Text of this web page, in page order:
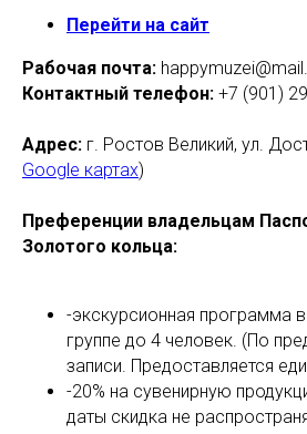
Перейти на сайт
Рабочая почта:
Контактный телефон: +7 (901)
Адрес: г. Ростов Великий, ул.
Google картах)
Преференции владельцам
Золотого кольца:
-экскурсионная программа
группе до 4 человек. (По
записи. Предоставляется
-20% на сувенирную
даты скидка не